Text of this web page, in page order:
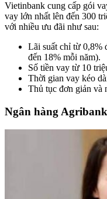
Vietinbank cung cấp gói
vay lớn nhất lên đến 300
với nhiều ưu đãi như sau:
Lãi suất chỉ từ 0,8%
đến 18% mỗi năm).
Số tiền vay từ 10
Thời gian vay kéo
Thủ tục đơn giản và
Ngân hàng Agribank